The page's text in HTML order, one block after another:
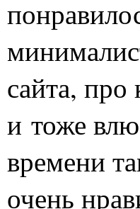
сайта, про
и тоже
времени
очень